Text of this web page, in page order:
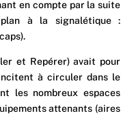
en compte par la suite
à la signalétique :
et Repérer) avait pour
à circuler dans le
les nombreux espaces
attenants (aires